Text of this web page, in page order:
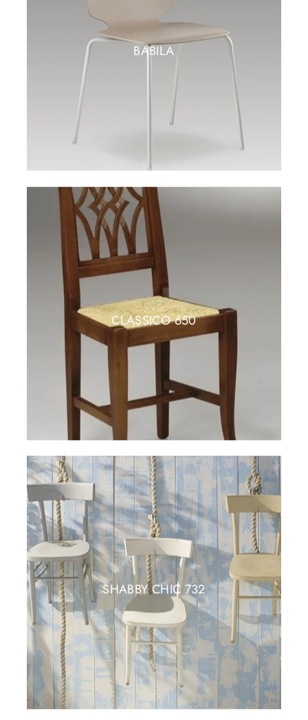
BABILA
CLASSICO 650
SHABBY CHIC 732